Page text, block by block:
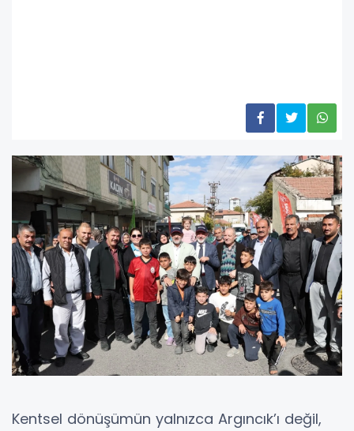
Kentsel dönüşümün yalnızca Argıncık’ı değil,